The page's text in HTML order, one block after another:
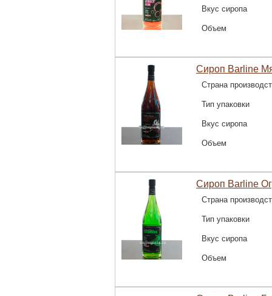
Вкус сиропа
Объем
Сироп Barline
Страна
Тип упаковки
Вкус сиропа
Объем
Сироп Barline
Страна
Тип упаковки
Вкус сиропа
Объем